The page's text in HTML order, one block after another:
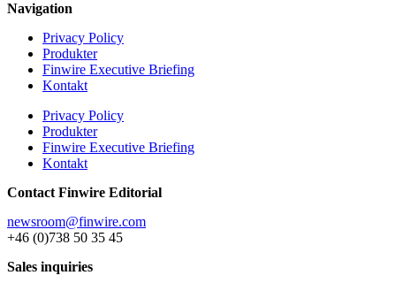
Navigation
Privacy Policy
Produkter
Finwire Executive Briefing
Kontakt
Privacy Policy
Produkter
Finwire Executive Briefing
Kontakt
Contact Finwire Editorial
newsroom@finwire.com
+46 (0)738 50 35 45
Sales inquiries